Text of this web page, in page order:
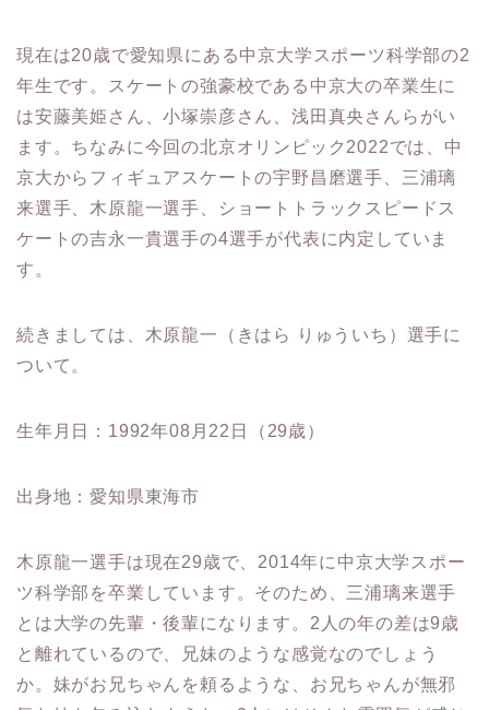
現在は20歳で愛知県にある中京大学スポーツ科学部の2
年生です。スケートの強豪校である中京大の卒業生に
は安藤美姫さん、小塚崇彦さん、浅田真央さんらがい
ます。ちなみに今回の北京オリンピック2022では、中
京大からフィギュアスケートの宇野昌磨選手、三浦璃
来選手、木原龍一選手、ショートトラックスピードス
ケートの吉永一貴選手の4選手が代表に内定していま
す。
続きましては、木原龍一（きはら りゅういち）選手に
ついて。
生年月日：1992年08月22日（29歳）
出身地：愛知県東海市
木原龍一選手は現在29歳で、2014年に中京大学スポー
ツ科学部を卒業しています。そのため、三浦璃来選手
とは大学の先輩・後輩になります。2人の年の差は9歳
と離れているので、兄妹のような感覚なのでしょう
か。妹がお兄ちゃんを頼るような、お兄ちゃんが無邪